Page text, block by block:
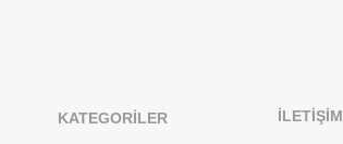
KATEGORILER İLETİŞİM